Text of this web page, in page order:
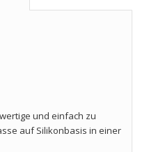
und einfach zu
auf Silikonbasis in einer